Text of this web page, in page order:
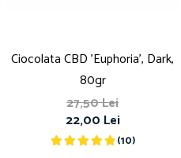
Ciocolata CBD 'Euphoria', Dark,
80gr
27,50 Lei
22,00 Lei
(10)